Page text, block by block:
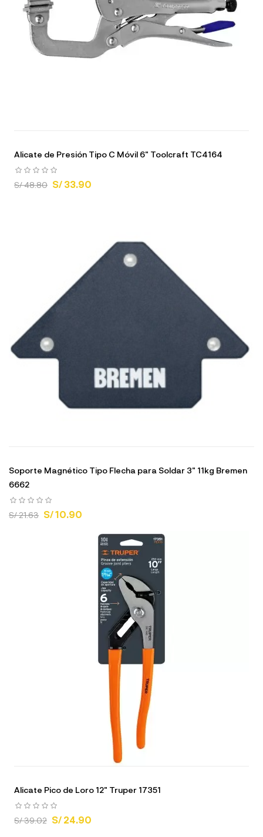
Alicate de Presión Tipo C Móvil 6" Toolcraft TC4164
S/ 48.80 S/ 33.90
Soporte Magnético Tipo Flecha para Soldar 3" 11kg Bremen
6662
S/ 21.63 S/ 10.90
Alicate Pico de Loro 12" Truper 17351
S/ 39.02 S/ 24.90